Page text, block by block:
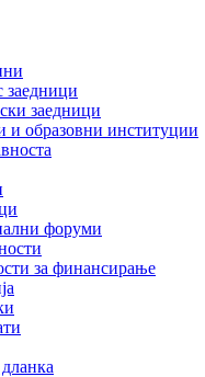
заедници
заедници
и образовни институции
форуми
за финансирање